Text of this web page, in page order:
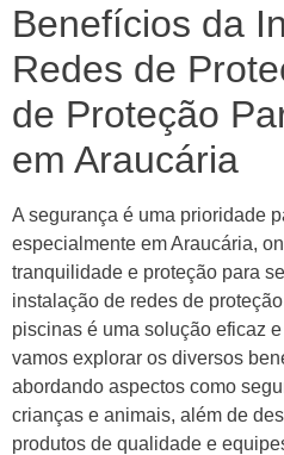
Benefícios da
Redes de
de Proteção
em Araucária
A segurança é uma prioridade
especialmente em Araucária,
tranquilidade e proteção para
instalação de redes de
piscinas é uma solução eficaz
vamos explorar os diversos
abordando aspectos como
crianças e animais, além de
produtos de qualidade e